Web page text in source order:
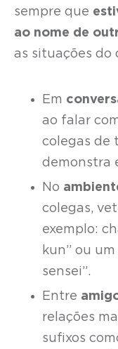
sempre que
ao nome de
as situações do
Em
ao falar
colegas de
demonstra
No
colegas,
exemplo:
kun” ou
sensei”.
Entre
relações
sufixos